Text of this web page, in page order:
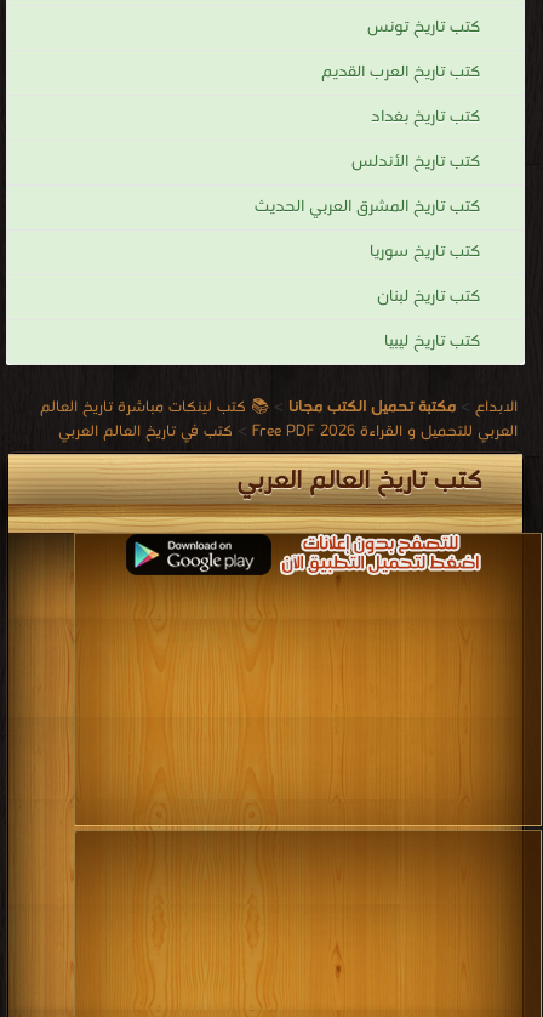
كتب لينكات مباشرة تاريخ العالم العربي
كتب تاريخ تونس
كتب تاريخ العرب القديم
كتب تاريخ بغداد
كتب تاريخ الأندلس
كتب تاريخ المشرق العربي الحديث
كتب تاريخ سوريا
كتب تاريخ لبنان
كتب تاريخ ليبيا
الابداع مكتبة تحميل الكتب مجانا
📚 كتب لينكات مباشرة تاريخ العالم
العربي للتحميل و القراءة 2026 Free PDF
>كتب في تاريخ العالم العربي
كتب تاريخ العالم العربي